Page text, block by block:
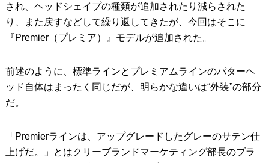
され、ヘッドシェイプの種類が追加されたり減らされた
り、また戻すなどして繰り返してきたが、今回はそこに
『Premier（プレミア）』モデルが追加された。
前述のように、標準ラインとプレミアムラインのパターヘ
ッド自体はまったく同じだが、明らかな違いは“外装”の部分
だ。
「Premierラインは、アップグレードしたグレーのサテン仕
上げだ。」とはクリーブランドマーケティング部長のブラ